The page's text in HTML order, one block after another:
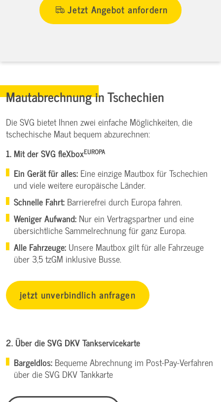
Jetzt Angebot anfordern
Mautabrechnung in Tschechien
Die SVG bietet Ihnen zwei einfache Möglichkeiten, die
tschechische Maut bequem abzurechnen:
1. Mit der SVG fleXboxEUROPA
Ein Gerät für alles: Eine einzige Mautbox für Tschechien
und viele weitere europäische Länder.
Schnelle Fahrt: Barrierefrei durch Europa fahren.
Weniger Aufwand: Nur ein Vertragspartner und eine
übersichtliche Sammelrechnung für ganz Europa.
Alle Fahrzeuge: Unsere Mautbox gilt für alle Fahrzeuge
über 3,5 tzGM inklusive Busse.
jetzt unverbindlich anfragen
2. Über die SVG DKV Tankservicekarte
Bargeldlos: Bequeme Abrechnung im Post-Pay-Verfahren
über die SVG DKV Tankkarte